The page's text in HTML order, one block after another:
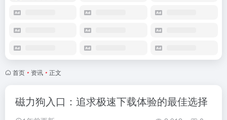
首页 • 资讯 • 正文
磁力狗入口：追求极速下载体验的最佳选择